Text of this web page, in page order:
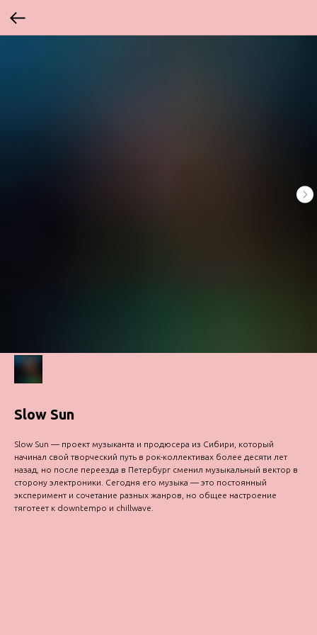
Slow Sun
Slow Sun — проект музыканта и продюсера из Сибири, который
начинал свой творческий путь в рок-коллективах более десяти лет
назад, но после переезда в Петербург сменил музыкальный вектор в
сторону электроники. Сегодня его музыка — это постоянный
эксперимент и сочетание разных жанров, но общее настроение
тяготеет к downtempo и chillwave.